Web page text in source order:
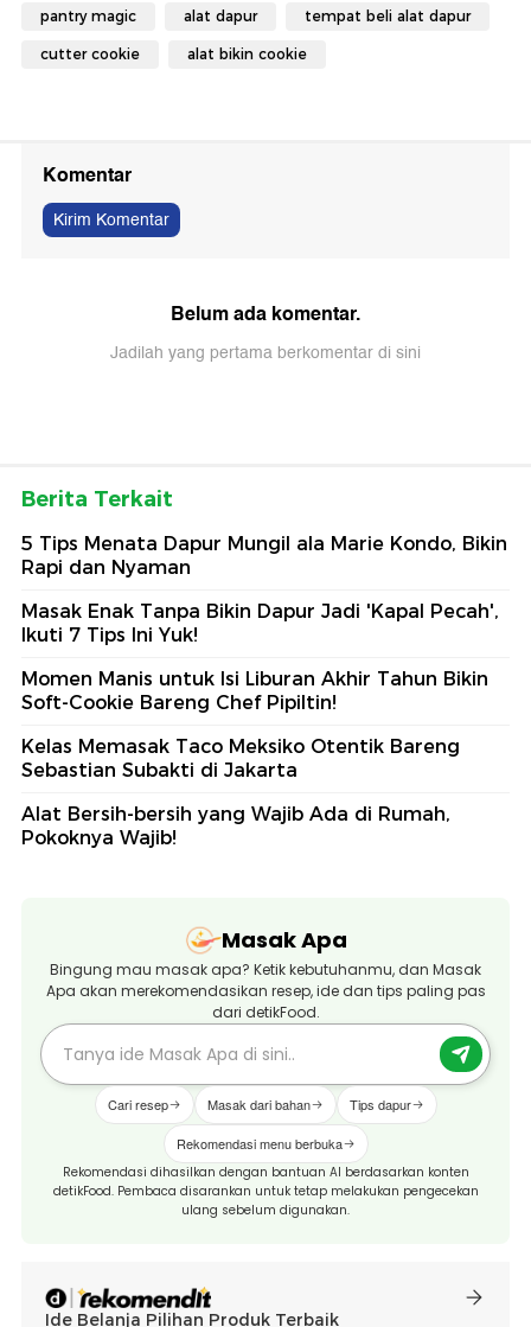
pantry magic alat dapur tempat beli alat dapur
cutter cookie alat bikin cookie
Komentar
Kirim Komentar
Belum ada komentar.
Jadilah yang pertama berkomentar di sini
Berita Terkait
5 Tips Menata Dapur Mungil ala Marie Kondo, Bikin
Rapi dan Nyaman
Masak Enak Tanpa Bikin Dapur Jadi 'Kapal Pecah',
Ikuti 7 Tips Ini Yuk!
Momen Manis untuk Isi Liburan Akhir Tahun Bikin
Soft-Cookie Bareng Chef Pipiltin!
Kelas Memasak Taco Meksiko Otentik Bareng
Sebastian Subakti di Jakarta
Alat Bersih-bersih yang Wajib Ada di Rumah,
Pokoknya Wajib!
Masak Apa
Bingung mau masak apa? Ketik kebutuhanmu, dan Masak
Apa akan merekomendasikan resep, ide dan tips paling pas
dari detikFood.
Cari resep Masak dari bahan Tips dapur
Rekomendasi menu berbuka
Rekomendasi dihasilkan dengan bantuan AI berdasarkan konten
detikFood. Pembaca disarankan untuk tetap melakukan pengecekan
ulang sebelum digunakan.